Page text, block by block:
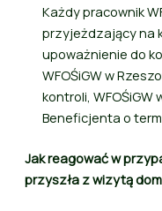
Każdy pracownik
przyjeżdzający na
upoważnienie do
WFOŚiGW w
kontroli,
Beneficjenta o
Jak reagować w
przyszła z wizytą